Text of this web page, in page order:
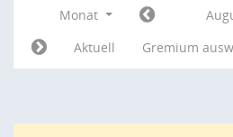
Monat
Aktuell
Gremium